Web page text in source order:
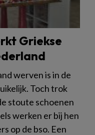
Griekse
werven is in de
Toch trok
stoute schoenen
werken er bij hen
op de bso. Een